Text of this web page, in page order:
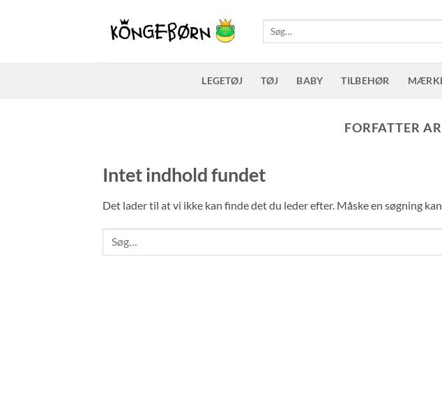
Søg
efter:
LEGETØJ TØJ BABY TILBEHØR
FORFATTER
Intet indhold fundet
Det lader til at vi ikke kan finde det du leder efter. Måske en søgning